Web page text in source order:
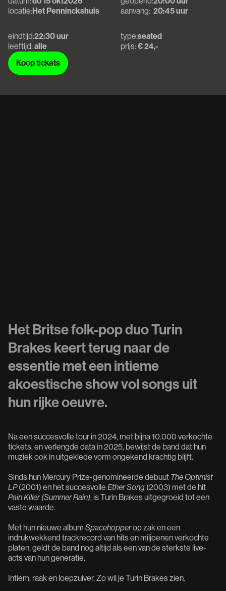
locatie:Het Penninckshuis
aanvang: 20:45 uur
eindtijd:
leeftijd:
22:30 uur
alle
type:
prijs:
seated
€ 24,-
Koop tickets
Het Britse folk-pop duo Turin
Brakes keert terug naar de
essentie met een intieme
akoestische show vol songs uit
hun rijke oeuvre.
Na een succesvolle tour in 2024, met bijna 10.000 verkochte
tickets, en verlengde data in 2025, bewijst de band dat hun
muziek ook in uitgeklede vorm ongekend krachtig blijft.
Sinds hun Mercury Prize-genomineerde debuut The Optimist
LP(2001) en het succesvolle Ether Song (2003) met de hit
Pain Killer (Summer Rain), is Turin Brakes uitgegroeid tot een
vaste waarde.
Met hun nieuwe album Spacehopperop zak en een
indrukwekkend trackrecord van hits en miljoenen verkochte
platen, geldt de band nog altijd als een van de sterkste live-
acts van hun generatie.
Intiem, raak en loepzuiver. Zo wil je Turin Brakes zien.